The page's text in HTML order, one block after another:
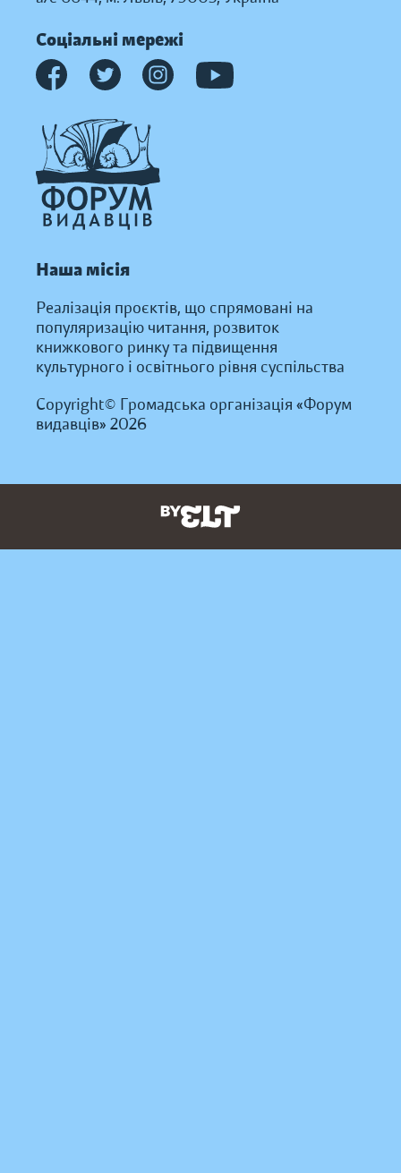
Соціальні мережі
Наша місія
Реалізація проєктів, що спрямовані на
популяризацію читання, розвиток
книжкового ринку та підвищення
культурного і освітнього рівня суспільства
Copyright© Громадська організація «Форум
видавців» 2026